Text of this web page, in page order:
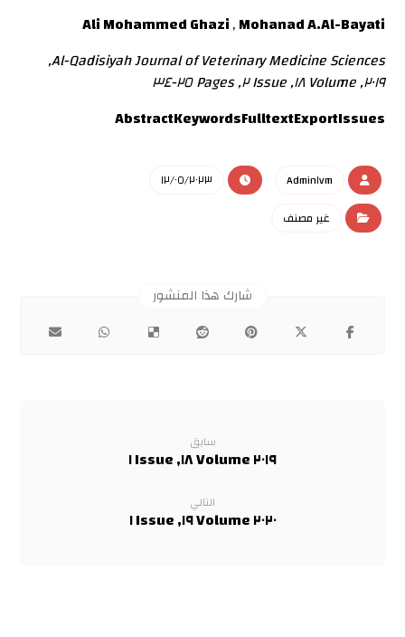
Ali Mohammed Ghazi,Mohanad A.Al-Bayati
Al-Qadisiyah Journal of Veterinary Medicine Sciences,
٢٠١٩, Volume ١٨, Issue ٢, Pages ٢٥-٣٤
AbstractKeywordsFulltextExportIssues
Admin١vm
١٢/٠٥/٢٠٢٣
غير مصنف
سابق
٢٠١٩ Volume ١٨, Issue ١
التالي
٢٠٢٠ Volume ١٩, Issue ١